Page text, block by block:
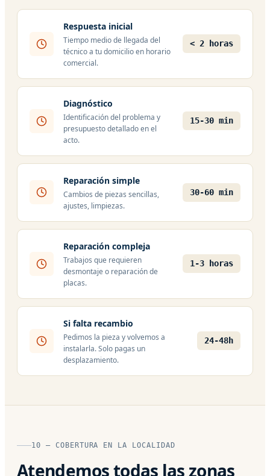
Respuesta inicial
Tiempo medio de llegada del
técnico a tu domicilio en horario
comercial.
< 2 horas
Diagnóstico
Identificación del problema y
presupuesto detallado en el
acto.
15-30 min
Reparación simple
Cambios de piezas sencillas,
ajustes, limpiezas.
30-60 min
Reparación compleja
Trabajos que requieren
desmontaje o reparación de
placas.
1-3 horas
Si falta recambio
Pedimos la pieza y volvemos a
instalarla. Solo pagas un
desplazamiento.
24-48h
10 — COBERTURA EN LA LOCALIDAD
Atendemos todas las zonas